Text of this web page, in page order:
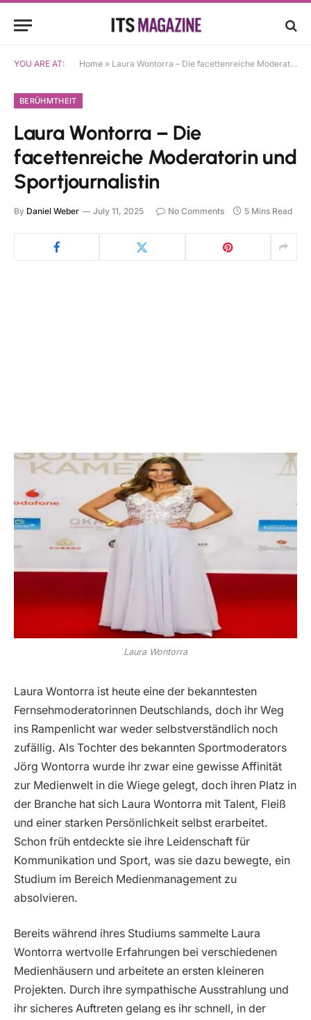
YOU ARE AT: Home » Laura Wontorra – Die facettenreiche Moderatorin und Sportjournalistin
BERÜHMTHEIT
Laura Wontorra – Die
facettenreiche Moderatorin und
Sportjournalistin
By Daniel Weber July 11, 2025 No Comments 5 Mins Read
Laura Wontorra
Laura Wontorra ist heute eine der bekanntesten
Fernsehmoderatorinnen Deutschlands, doch ihr Weg
ins Rampenlicht war weder selbstverständlich noch
zufällig. Als Tochter des bekannten Sportmoderators
Jörg Wontorra wurde ihr zwar eine gewisse Affinität
zur Medienwelt in die Wiege gelegt, doch ihren Platz in
der Branche hat sich Laura Wontorra mit Talent, Fleiß
und einer starken Persönlichkeit selbst erarbeitet.
Schon früh entdeckte sie ihre Leidenschaft für
Kommunikation und Sport, was sie dazu bewegte, ein
Studium im Bereich Medienmanagement zu
absolvieren.
Bereits während ihres Studiums sammelte Laura
Wontorra wertvolle Erfahrungen bei verschiedenen
Medienhäusern und arbeitete an ersten kleineren
Projekten. Durch ihre sympathische Ausstrahlung und
ihr sicheres Auftreten gelang es ihr schnell, in der